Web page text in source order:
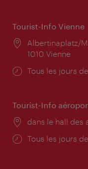
Tourist-Info Vienne
Lieu:
Albertinaplatz/
1010 Vienne
Horaires
Tous les jours
Tourist-Info
Lieu:
dans le hall des
Horaires
Tous les jours